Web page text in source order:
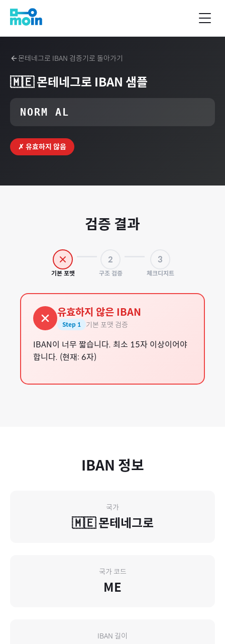
몬테네그로 IBAN 검증기로 돌아가기
🇲🇪 몬테네그로 IBAN 샘플
NORM AL
✗ 유효하지 않음
검증 결과
기본 포맷
2
구조 검증
3
체크디지트
유효하지 않은 IBAN
Step 1 기본 포맷 검증
IBAN이 너무 짧습니다. 최소 15자 이상이어야
합니다. (현재: 6자)
IBAN 정보
국가
🇲🇪 몬테네그로
국가 코드
ME
IBAN 길이